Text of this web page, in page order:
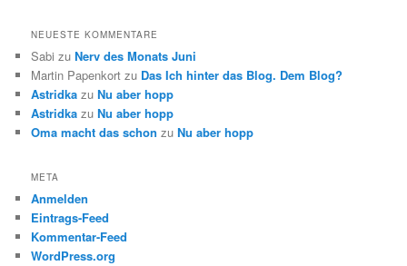
NEUESTE KOMMENTARE
Sabi zuNerv des Monats Juni
Martin Papenkort zu Das Ich hinter das Blog. Dem Blog?
Astridka zuNu aber hopp
Astridka zuNu aber hopp
Oma macht das schon zuNu aber hopp
META
Anmelden
Eintrags-Feed
Kommentar-Feed
WordPress.org